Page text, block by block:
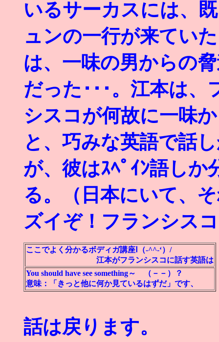
いるサーカスには、
ュンの一行が来てい
は、一味の男からの
だった･･･。江本は、
シスコが何故に一味
と、巧みな英語で話
が、彼はｽﾍﾟｲﾝ語し
る。（日本にいて、
ズイぞ！フランシス
ここでよく分かるボディガ講座Ⅰ（-^^-‘）/
江本がフランシスコに話す英語は
You should have see something～ （－－）？
意味：「きっと他に何か見ているはずだ」です、
話は戻ります。